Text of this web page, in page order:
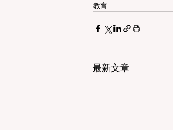
教育
最新文章